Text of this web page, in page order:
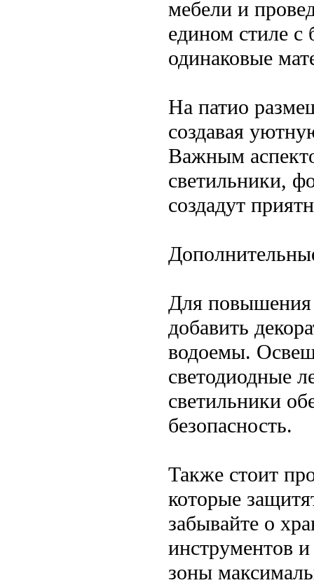
мебели и
едином стиле с
одинаковые
На патио
создавая
Важным
светильники,
создадут
Для повышения
добавить
водоемы.
светодиодные
светильники
безопасность.
Также стоит
которые
забывайте о
инструментов
зоны